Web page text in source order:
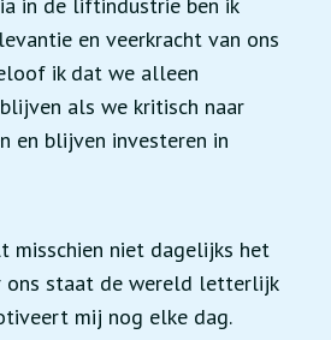
en veerkracht van ons
ik dat we alleen
als we kritisch naar
en blijven investeren in
misschien niet dagelijks het
ons staat de wereld letterlijk
mij nog elke dag.